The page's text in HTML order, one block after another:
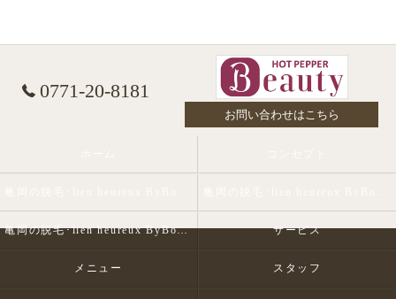
0771-20-8181
お問い合わせはこちら
亀岡の脱毛･lien heureux ByBohe Me shopのお客様の声 サービス
メニュー スタッフ